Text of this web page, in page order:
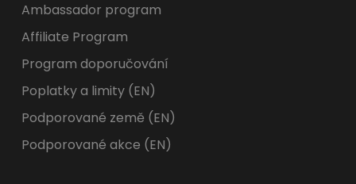
Ambassador program
Affiliate Program
Program doporučování
Poplatky a limity (EN)
Podporované země (EN)
Podporované akce (EN)